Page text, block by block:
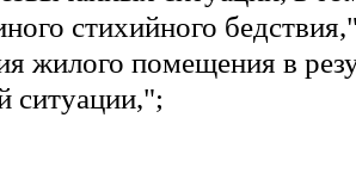
стихийного
жилого помещения в
ситуации,";